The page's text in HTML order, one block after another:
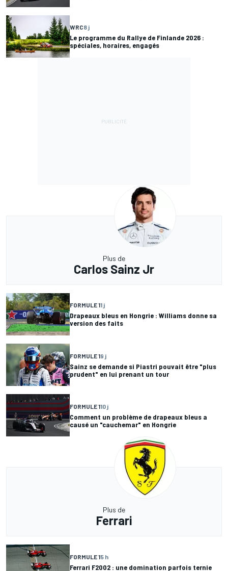
WRC8 j
Le programme du Rallye de Finlande 2026 :
spéciales, horaires, engagés
Plus de
Carlos Sainz Jr
FORMULE 11 j
Drapeaux bleus en Hongrie : Williams donne sa
version des faits
FORMULE 19 j
Sainz se demande si Piastri pouvait être "plus
prudent" en lui prenant un tour
FORMULE 110 j
Comment un problème de drapeaux bleus a
causé un "cauchemar" en Hongrie
Plus de
Ferrari
FORMULE 15 h
Ferrari F2002 : une domination parfois ternie